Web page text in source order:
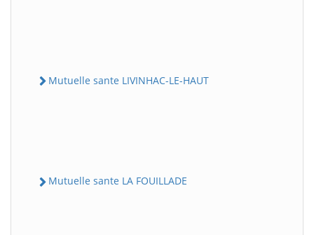
Mutuelle sante LIVINHAC-LE-HAUT
Mutuelle sante LA FOUILLADE